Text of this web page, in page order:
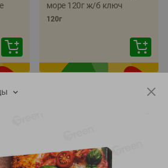
море 120г ж/б ключ
120г